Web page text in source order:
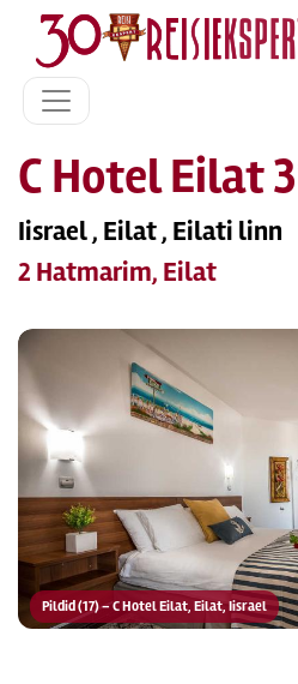
C Hotel Eilat
Iisrael , Eilat , Eilati linn
2 Hatmarim, Eilat
Pildid (17) – C Hotel Eilat, Eilat, Iisrael